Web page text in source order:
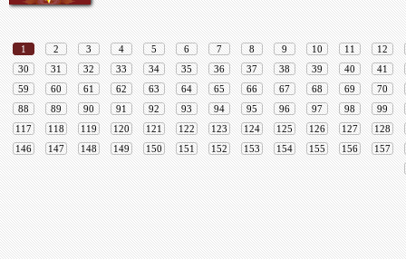
1 2 3 4 5 6 7 8 9 10 11
12
30
31 32 33 34 35 36 37 38 39 40
41
59
60 61 62 63 64 65 66 67 68 69
70
88
89 90 91 92 93 94 95 96 97 98
99
117
118 119 120 121 122 123 124 125 126 127
128
146
147 148 149 150 151 152 153 154 155 156 157